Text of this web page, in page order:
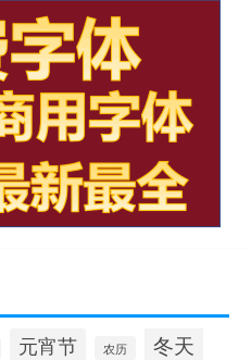
元宵节 农历 冬天